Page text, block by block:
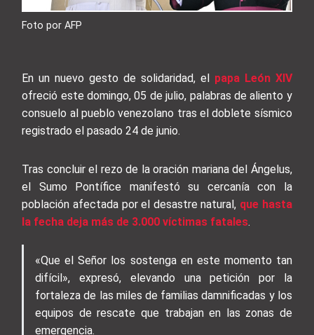
Foto por AFP
En un nuevo gesto de solidaridad, el papa León XIV
ofreció este domingo, 05 de julio, palabras de aliento y
consuelo al pueblo venezolano tras el doblete sísmico
registrado el pasado 24 de junio.
Tras concluir el rezo de la oración mariana del Ángelus,
el Sumo Pontífice manifestó su cercanía con la
población afectada por el desastre natural, que hasta
la fecha deja más de 3.000 víctimas fatales.
«Que el Señor los sostenga en este momento tan
difícil», expresó, elevando una petición por la
fortaleza de las miles de familias damnificadas y los
equipos de rescate que trabajan en las zonas de
emergencia.